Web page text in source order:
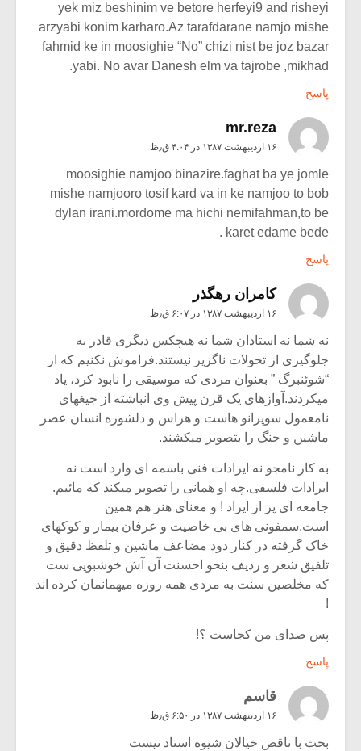
yek miz beshinim ve betore herfeyi9 and risheyi
arzyabi konim karharo.Az tarafdarane namjo mishe
fahmid ke in moosighie “No” chizi nist be joz bazar
yabi. No avar Danesh elm va tajrobe ,mikhad.
پاسخ
mr.reza
۱۶ اردیبهشت ۱۳۸۷ در ۴:۰۴ ق٫ظ
moosighie namjoo binazire.faghat ba ye jomle
mishe namjooro tosif kard va in ke namjoo to bob
dylan irani.mordome ma hichi nemifahman,to be
karet edame bede .
پاسخ
کامران رهگذر
۱۶ اردیبهشت ۱۳۸۷ در ۶:۰۷ ق٫ظ
نه شما نه استادان شما نه هیچکس دیگری قادر به
جلوگیری از تحولات ناگزیر نیستند.فراموش نکنیم که از
“شوئنبرگ ” بعنوان مردی که موسیقی را نابود کرد، یاد
میکردند.آوازهای یک قرن پیش وی انباشته از جیغهای
نامعمول سوپرانو هاست و هراس و دلشوره انسان عصر
ماشین و جنگ را بتصویر میکشند.
به کار نامجو نه ایرادات فنی باسمه ای وارد است نه
ایرادات فلسفی.چه او همانی را تصویر میکند که مائیم.
جامعه ای پر از ایراد ! و معنای هنر هم همین
است.سمفونی های بی خاصیت و عرفان بیمار و کوکهای
خاک گرفته در کنار دود مضاعف ماشین و تلفظ دقیق و
تلفیق شعر و ردیف بنحو احسنت آن آش خوشبویی ست
که مخلصین سنت به مردی همه روزه میهمانمان کرده اند
!
پس صدای من کجاست ؟!
پاسخ
قاسم
۱۶ اردیبهشت ۱۳۸۷ در ۶:۵۰ ق٫ظ
بحث با ناقص خیالان شیوه استاد نیست